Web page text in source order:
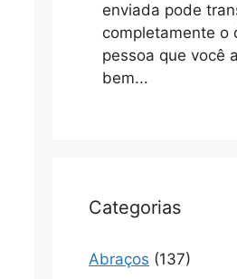
enviada pode
completamente o
pessoa que você
bem...
Categorias
Abraços (137)